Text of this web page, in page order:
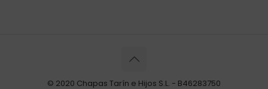
© 2020 Chapas Tarín e Hijos S.L. - B46283750